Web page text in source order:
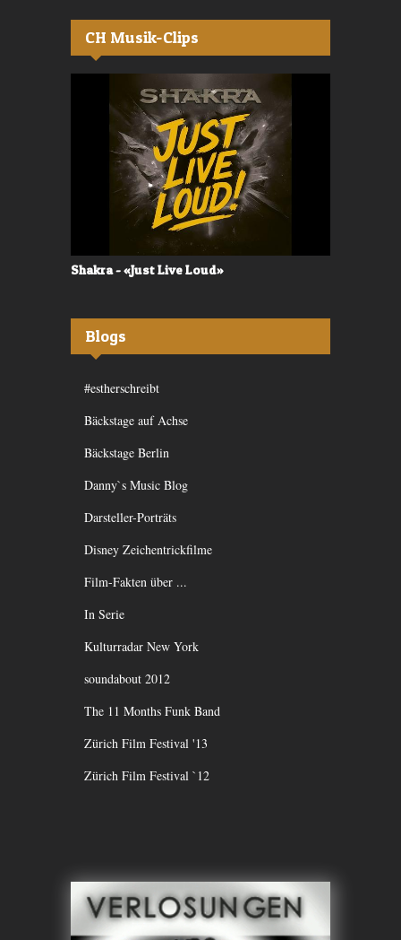
CH Musik-Clips
Shakra - «Just Live Loud»
Blogs
#estherschreibt
Bäckstage auf Achse
Bäckstage Berlin
Danny`s Music Blog
Darsteller-Porträts
Disney Zeichentrickfilme
Film-Fakten über ...
In Serie
Kulturradar New York
soundabout 2012
The 11 Months Funk Band
Zürich Film Festival '13
Zürich Film Festival `12